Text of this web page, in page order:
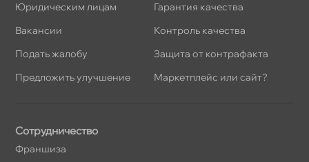
Юридическим лицам
акансии
Подать жалобу
Предложить улучшение
Гарантия качества
Контроль качества
Защита от контрафакта
Маркетплейс или сайт?
Сотрудничество
Франшиза